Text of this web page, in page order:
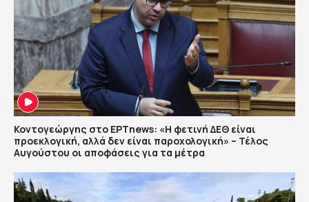
Κοντογεώργης στο ΕΡΤnews: «Η φετινή ΔΕΘ είναι
προεκλογική, αλλά δεν είναι παροχολογική» – Τέλος
Αυγούστου οι αποφάσεις για τα μέτρα